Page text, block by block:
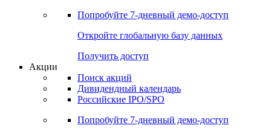
Попробуйте 7-дневный демо-доступ
Откройте глобальную базу данных
Получить доступ
Акции
Поиск акций
Дивидендный календарь
Российские IPO/SPO
Попробуйте 7-дневный демо-доступ